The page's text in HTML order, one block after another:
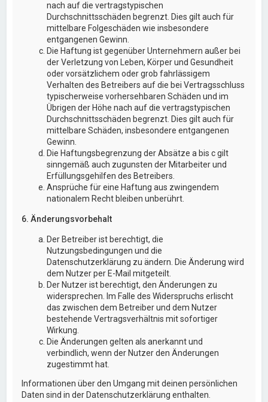
nach auf die vertragstypischen
Durchschnittsschäden begrenzt. Dies gilt auch für
mittelbare Folgeschäden wie insbesondere
entgangenen Gewinn.
Die Haftung ist gegenüber Unternehmern außer bei
der Verletzung von Leben, Körper und Gesundheit
oder vorsätzlichem oder grob fahrlässigem
Verhalten des Betreibers auf die bei Vertragsschluss
typischerweise vorhersehbaren Schäden und im
Übrigen der Höhe nach auf die vertragstypischen
Durchschnittsschäden begrenzt. Dies gilt auch für
mittelbare Schäden, insbesondere entgangenen
Gewinn.
Die Haftungsbegrenzung der Absätze a bis c gilt
sinngemäß auch zugunsten der Mitarbeiter und
Erfüllungsgehilfen des Betreibers.
Ansprüche für eine Haftung aus zwingendem
nationalem Recht bleiben unberührt.
6. Änderungsvorbehalt
Der Betreiber ist berechtigt, die
Nutzungsbedingungen und die
Datenschutzerklärung zu ändern. Die Änderung wird
dem Nutzer per E-Mail mitgeteilt.
Der Nutzer ist berechtigt, den Änderungen zu
widersprechen. Im Falle des Widerspruchs erlischt
das zwischen dem Betreiber und dem Nutzer
bestehende Vertragsverhältnis mit sofortiger
Wirkung.
Die Änderungen gelten als anerkannt und
verbindlich, wenn der Nutzer den Änderungen
zugestimmt hat.
Informationen über den Umgang mit deinen persönlichen
Daten sind in der Datenschutzerklärung enthalten.